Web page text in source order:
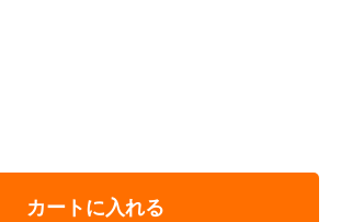
カートに入れる